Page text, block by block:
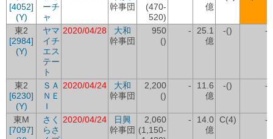
[4052]
(Y)
ーチ
ャ
幹事団
(470-
520)
億
東2
[2984]
(Y)
ヤマ
イチ
エス
テー
ト
2020/04/28
大和
幹事団
950
()
-
25.1
億
-() -
東2
[6230]
(Y)
ＳＡ
ＮＥ
Ｉ
2020/04/24
大和
幹事団
2,200
()
-
11.6
億
-() -
東M
[7097]
さく
らさ
2020/04/24
日興
幹事団
2,060
(1,150-
-
14.0
億
C(4) -